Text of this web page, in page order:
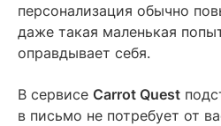
персонализация обычно
даже такая маленькая
оправдывает себя.
В сервисе Carrot Quest
в письмо не потребует от